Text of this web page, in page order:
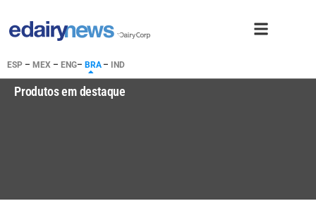
ESP – MEX – ENG– BRA– IND
Produtos em destaque